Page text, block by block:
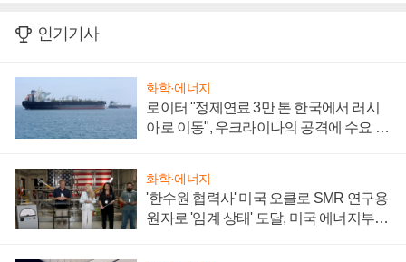
인기기사
화학·에너지
로이터 "정제연료 3만 톤 한국에서 러시
아로 이동", 우크라이나의 공격에 수요 늘
화학·에너지
'한수원 협력사' 미국 오클로 SMR 연구용
원자로 '임계 상태' 도달, 미국 에너지부